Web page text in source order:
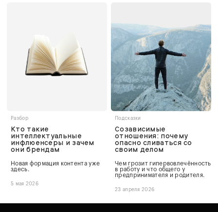
Разбор
Кто такие
интеллектуальные
инфлюенсеры и зачем
они брендам
Новая формация контента уже
здесь.
5 мая 2026
Подсказки
Созависимые
отношения: почему
опасно сливаться со
своим делом
Чем грозит гипервовлечённость
в работу и что общего у
предпринимателя и родителя.
23 апреля 2026